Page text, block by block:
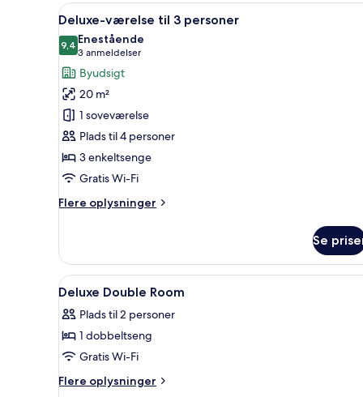
Indlæs
alle
billeder
af
Deluxe-
værelse
til
3
personer
Et hotelværelse med tre
7
Deluxe-værelse til 3 personer
9,49,4 ud af 10
Enestående
3 anmeldelser
(3
anmeldelser)
Byudsigt
20 m²
1 soveværelse
Plads til 4 personer
3 enkeltsenge
Gratis Wi-Fi
Flere oplysninger
Flere
værelse
til
3
Se
Indlæs
alle
billeder
af
Deluxe
Double
Dundyner,
10
Deluxe Double Room
Plads til 2 personer
1 dobbeltseng
Gratis Wi-Fi
Flere oplysninger
Flere